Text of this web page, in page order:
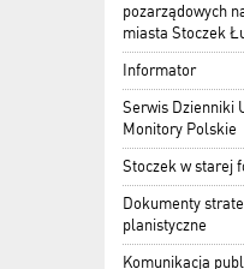
pozarządowych
miasta Stoczek
Informator
Serwis Dzienniki
Monitory Polskie
Stoczek w starej
Dokumenty
planistyczne
Komunikacja